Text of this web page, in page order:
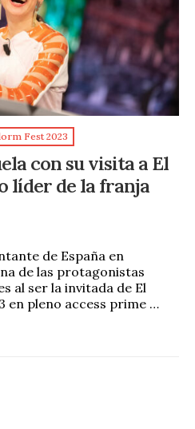
Fest 2023
con su visita a El
líder de la franja
de España en
de las protagonistas
al ser la invitada de El
en pleno access prime …